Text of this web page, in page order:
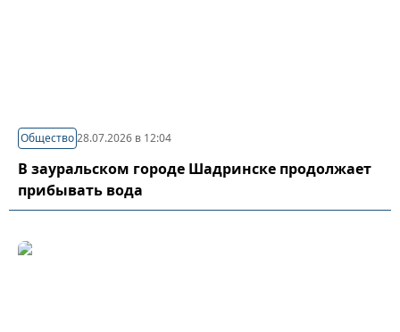
Общество28.07.2026 в 12:04
В зауральском городе Шадринске продолжает
прибывать вода